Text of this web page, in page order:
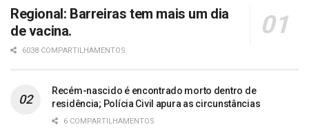
Regional: Barreiras tem mais um dia
de vacina.
6038 COMPARTILHAMENTOS
Recém-nascido é encontrado morto dentro de
residência; Polícia Civil apura as circunstâncias
6 COMPARTILHAMENTOS